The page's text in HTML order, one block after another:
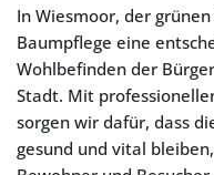
In Wiesmoor, der
Baumpflege eine
Wohlbefinden der
Stadt. Mit
sorgen wir dafür, dass
gesund und vital